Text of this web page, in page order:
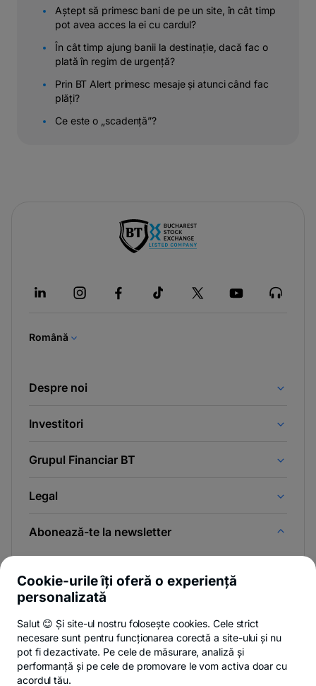
Aștept să primesc bani de pe un site, în cât timp
pot avea acces la ei cu cardul?
În cât timp ajung banii la destinație, dacă fac o
plată în regim de urgență?
Prin BT Alert primesc mesaje și atunci când fac
plăți?
Ce este o „scadență”?
a
Română
Despre noi
Investitori
Grupul Financiar BT
Legal
Abonează-te la newsletter
Poți renunța oricând,vezi detalii-
opens
in
a
.
Privacy Hub - opens in a new tab
Politica de confidențialitate- opens in a new
Politica de cookies
Cookie-urile îți oferă o experiență
personalizată
Salut 😊 Și site-ul nostru folosește cookies. Cele strict
necesare sunt pentru funcționarea corectă a site-ului și nu
pot fi dezactivate. Pe cele de măsurare, analiză și
performanță și pe cele de promovare le vom activa doar cu
acordul tău.